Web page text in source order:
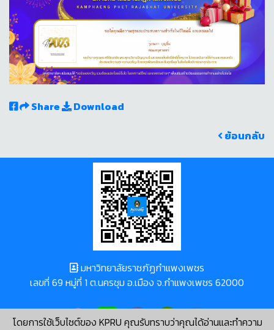
Share
Download
ย้อนกลับ
โดยการใช้เว็บไซต์ของ KPRU คุณรับทราบว่าคุณได้อ่านและทำความ
มหาวิทยาลัยราชภัฏกำแพงเพชร
เลขที่ 69 หมู่ที่ 1 ต.นครชุม อ.เมือง จ.กำแพงเพชร 62000